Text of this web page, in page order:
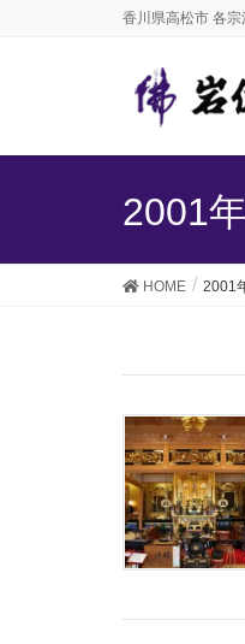
香川県高松市 各
2001
HOME 2001